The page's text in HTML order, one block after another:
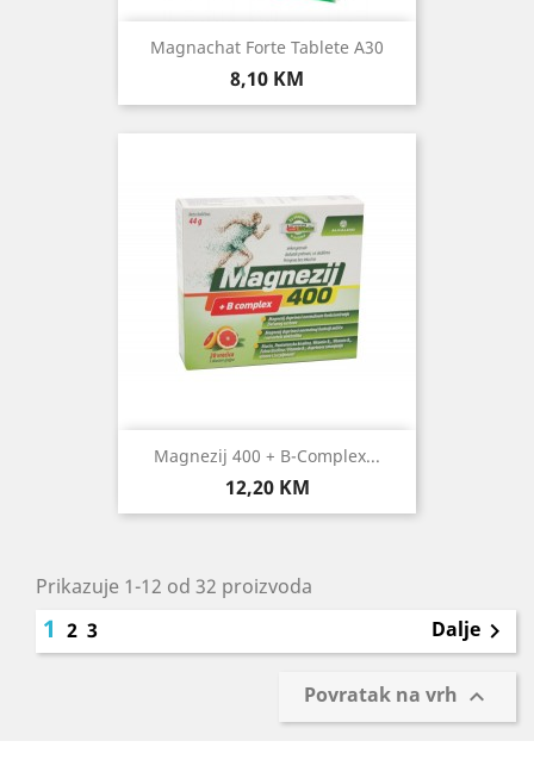
Magnachat Forte Tablete A30
Cijena
8,10 KM
Magnezij 400 + B-Complex...
Cijena
12,20 KM
Prikazuje 1-12 od 32 proizvoda
1 2 3 Dalje 
Povratak na vrh 